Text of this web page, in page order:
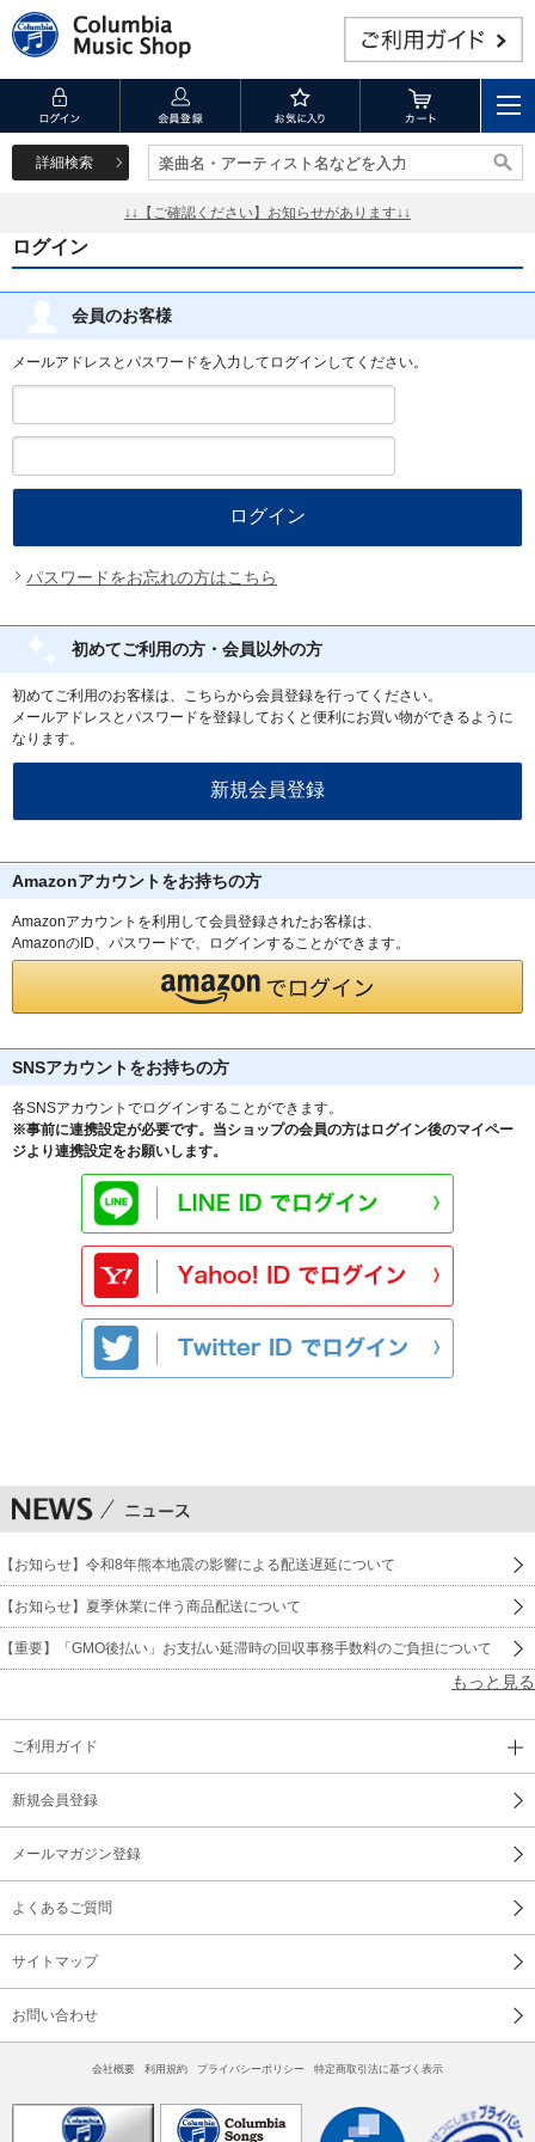
詳細検索 楽曲名・アーティスト名などを入力
楽曲名・アーティスト名などを入力
↓↓【ご確認ください】お知らせがあります↓↓
ログイン
会員のお客様
メールアドレスとパスワードを入力してログインしてください。
パスワードをお忘れの方はこちら
初めてご利用の方・会員以外の方
初めてご利用のお客様は、こちらから会員登録を行ってください。
メールアドレスとパスワードを登録しておくと便利にお買い物ができるように
なります。
Amazonアカウントをお持ちの方
Amazonアカウントを利用して会員登録されたお客様は、
AmazonのID、パスワードで、ログインすることができます。
SNSアカウントをお持ちの方
各SNSアカウントでログインすることができます。
※事前に連携設定が必要です。当ショップの会員の方はログイン後のマイペー
ジより連携設定をお願いします。
【お知らせ】令和8年熊本地震の影響による配送遅延について
【お知らせ】夏季休業に伴う商品配送について
【重要】「GMO後払い」お支払い延滞時の回収事務手数料のご負担について
もっと見る
ご利用ガイド
新規会員登録
メールマガジン登録
よくあるご質問
サイトマップ
お問い合わせ
会社概要 利用規約 プライバシーポリシー 特定商取引法に基づく表示